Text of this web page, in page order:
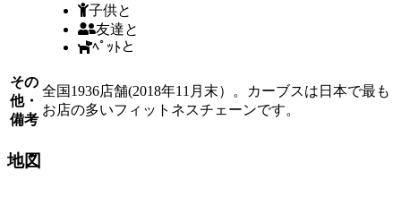
子供と
友達と
ﾍﾟｯﾄと
その
他・
備考
全国1936店舗(2018年11月末）。カーブスは日本で最も
お店の多いフィットネスチェーンです。
地図